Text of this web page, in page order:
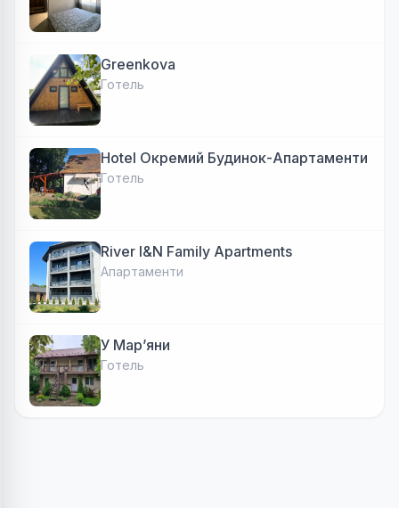
Greenkova
Готель
Hotel Окремий Будинок-Апартаменти
Готель
River I&N Family Apartments
Апартаменти
У Марʼяни
Готель